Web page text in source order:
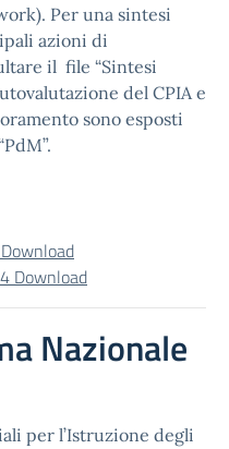
Per una sintesi
azioni di
il file “Sintesi
del CPIA e
sono esposti
Download
Download
Nazionale
per l’Istruzione degli